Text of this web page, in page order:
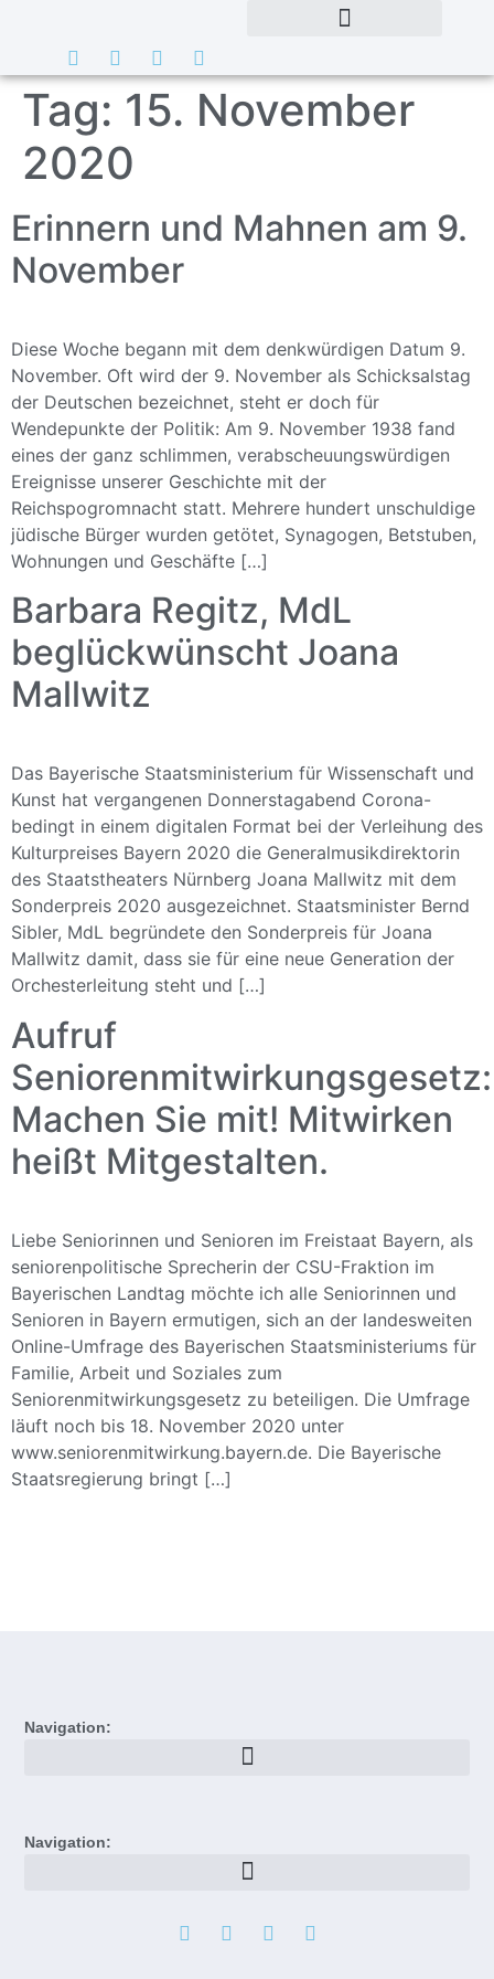
Tag: 15. November
2020
Erinnern und Mahnen am 9.
November
Diese Woche begann mit dem denkwürdigen Datum 9.
November. Oft wird der 9. November als Schicksalstag
der Deutschen bezeichnet, steht er doch für
Wendepunkte der Politik: Am 9. November 1938 fand
eines der ganz schlimmen, verabscheuungswürdigen
Ereignisse unserer Geschichte mit der
Reichspogromnacht statt. Mehrere hundert unschuldige
jüdische Bürger wurden getötet, Synagogen, Betstuben,
Wohnungen und Geschäfte […]
Barbara Regitz, MdL
beglückwünscht Joana
Mallwitz
Das Bayerische Staatsministerium für Wissenschaft und
Kunst hat vergangenen Donnerstagabend Corona-
bedingt in einem digitalen Format bei der Verleihung des
Kulturpreises Bayern 2020 die Generalmusikdirektorin
des Staatstheaters Nürnberg Joana Mallwitz mit dem
Sonderpreis 2020 ausgezeichnet. Staatsminister Bernd
Sibler, MdL begründete den Sonderpreis für Joana
Mallwitz damit, dass sie für eine neue Generation der
Orchesterleitung steht und […]
Aufruf
Seniorenmitwirkungsgesetz:
Machen Sie mit! Mitwirken
heißt Mitgestalten.
Liebe Seniorinnen und Senioren im Freistaat Bayern, als
seniorenpolitische Sprecherin der CSU-Fraktion im
Bayerischen Landtag möchte ich alle Seniorinnen und
Senioren in Bayern ermutigen, sich an der landesweiten
Online-Umfrage des Bayerischen Staatsministeriums für
Familie, Arbeit und Soziales zum
Seniorenmitwirkungsgesetz zu beteiligen. Die Umfrage
läuft noch bis 18. November 2020 unter
www.seniorenmitwirkung.bayern.de. Die Bayerische
Staatsregierung bringt […]
Navigation:
Navigation: